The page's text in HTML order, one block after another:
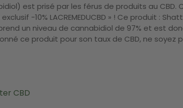
est prisé par les férus de produits au CBD.
-10% LACREMEDUCBD » ! Ce produit :
un niveau de cannabidiol de 97% et est
ce produit pour son taux de CBD, ne
CBD